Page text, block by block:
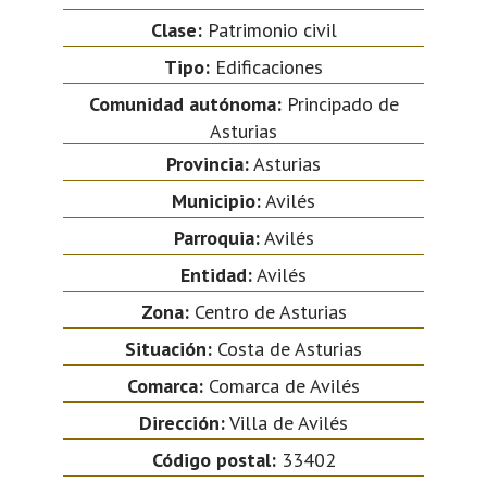
Clase:Patrimonio civil
Tipo: Edificaciones
Comunidad autónoma:Principado de
Asturias
Provincia:Asturias
Municipio:Avilés
Parroquia:Avilés
Entidad:Avilés
Zona:Centro de Asturias
Situación: Costa de Asturias
Comarca: Comarca de Avilés
Dirección:Villa de Avilés
Código postal:33402